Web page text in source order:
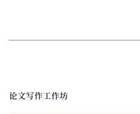
论文写作工作坊